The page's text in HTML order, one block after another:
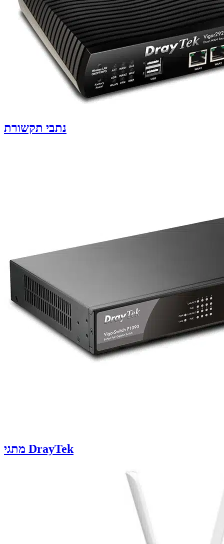
נתבי תקשורת
מתגי DrayTek